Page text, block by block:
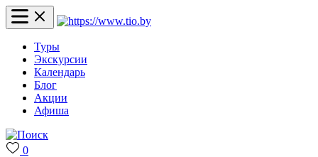
Туры
Экскурсии
Календарь
Блог
Акции
Афиша
0